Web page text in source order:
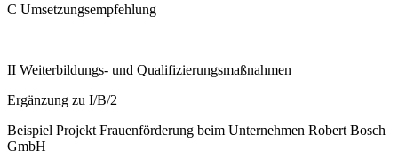
C Umsetzungsempfehlung
II Weiterbildungs- und Qualifizierungsmaßnahmen
Ergänzung zu I/B/2
Beispiel Projekt Frauenförderung beim Unternehmen Robert Bosch
GmbH